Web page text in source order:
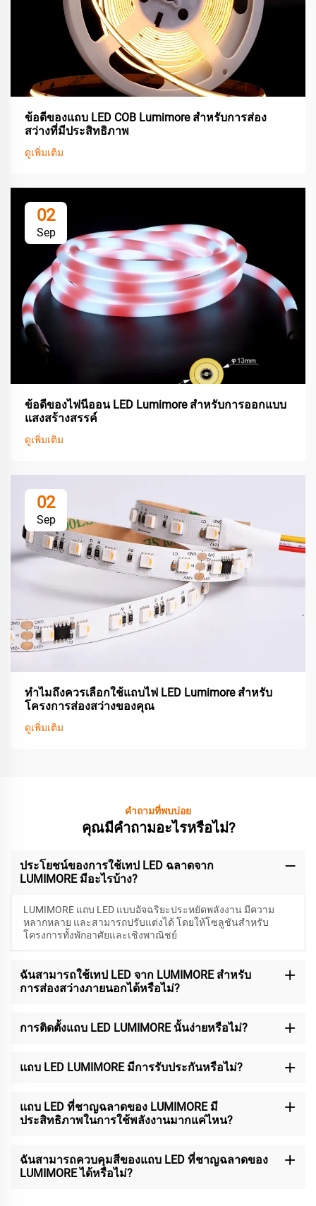
ข้อดีของแถบ LED COB Lumimore สำหรับการส่อง
สว่างที่มีประสิทธิภาพ
ดูเพิ่มเติม
02
Sep
ข้อดีของไฟนีออน LED Lumimore สำหรับการออกแบบ
แสงสร้างสรรค์
ดูเพิ่มเติม
02
Sep
ทำไมถึงควรเลือกใช้แถบไฟ LED Lumimore สำหรับ
โครงการส่องสว่างของคุณ
ดูเพิ่มเติม
คำถามที่พบบ่อย
คุณมีคำถามอะไรหรือไม่?
ประโยชน์ของการใช้เทป LED ฉลาดจาก
LUMIMORE มีอะไรบ้าง?
LUMIMORE แถบ LED แบบอัจฉริยะประหยัดพลังงาน มีความ
หลากหลาย และสามารถปรับแต่งได้ โดยให้โซลูชันสำหรับ
โครงการทั้งพักอาศัยและเชิงพาณิชย์
ฉันสามารถใช้เทป LED จาก LUMIMORE สำหรับ
การส่องสว่างภายนอกได้หรือไม่?
การติดตั้งแถบ LED LUMIMORE นั้นง่ายหรือไม่?
แถบ LED LUMIMORE มีการรับประกันหรือไม่?
แถบ LED ที่ชาญฉลาดของ LUMIMORE มี
ประสิทธิภาพในการใช้พลังงานมากแค่ไหน?
ฉันสามารถควบคุมสีของแถบ LED ที่ชาญฉลาดของ
LUMIMORE ได้หรือไม่?